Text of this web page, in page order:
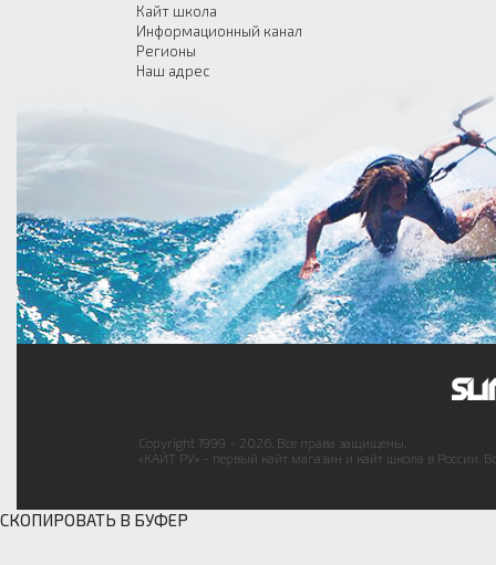
Кайт школа
Информационный канал
Регионы
Наш адрес
Copyright 1999 - 2026. Все права защищены.
«КАЙТ РУ» - первый кайт магазин и кайт школа в России.
СКОПИРОВАТЬ В БУФЕР